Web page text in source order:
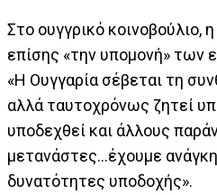
Στο ουγγρικό κοινοβούλιο,
επίσης «την υπομονή» των
«Η Ουγγαρία σέβεται τη
αλλά ταυτοχρόνως ζητεί
υποδεχθεί και άλλους
μετανάστες...έχουμε
δυνατότητες υποδοχής».